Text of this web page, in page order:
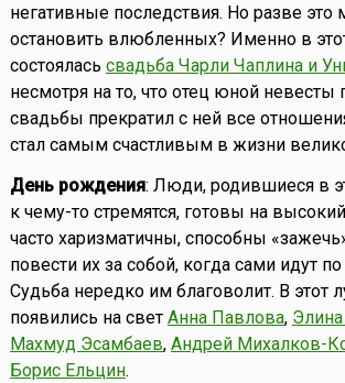
негативные последствия. Но разве это
остановить влюбленных? Именно в
состоялась свадьба Чарли Чаплина и
несмотря на то, что отец юной невесты
свадьбы прекратил с ней все
стал самым счастливым в жизни
День рождения: Люди, родившиеся в
к чему-то стремятся, готовы на
часто харизматичны, способны
повести их за собой, когда сами идут
Судьба нередко им благоволит. В этот
появились на свет Анна Павлова,
Махмуд Эсамбаев, Андрей Михалков-
Борис Ельцин.